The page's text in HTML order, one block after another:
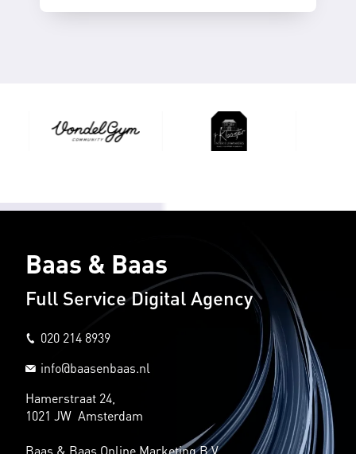
Baas & Baas
Full Service Digital Agency
020 214 8939
info@baasenbaas.nl
Hamerstraat 24,
1021 JW Amsterdam